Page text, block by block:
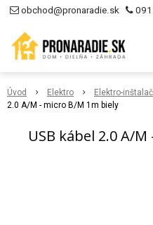
obchod@pronaradie.sk
Úvod Elektro Elektro-
2.0 A/M - micro B/M 1m biely
USB kábel 2.0 A/